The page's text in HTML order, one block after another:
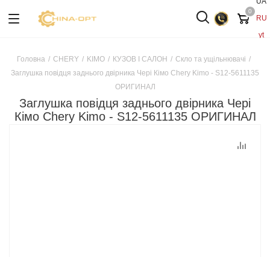
RU
yt
0
Головна / CHERY / KIMO / КУЗОВ І САЛОН / Скло та ущільнювачі /
Заглушка повідця заднього двірника Чері Кімо Chery Kimo - S12-5611135
ОРИГИНАЛ
Заглушка повідця заднього двірника Чері
Кімо Chery Kimo - S12-5611135 ОРИГИНАЛ